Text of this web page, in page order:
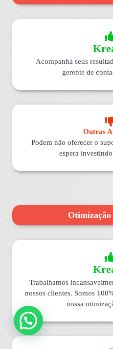
Acompanha seus
gerente de
Outras
Podem não oferecer o
espera
Trabalhamos
nossos clientes. Somos
nossa